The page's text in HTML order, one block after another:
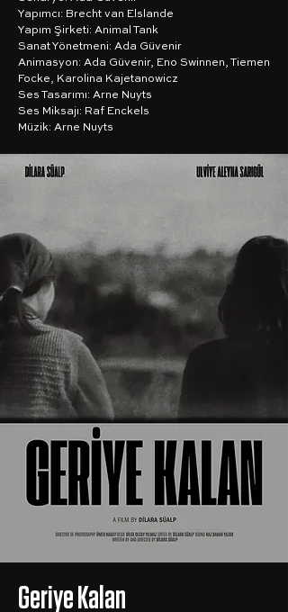
Yapımcı: Brecht van Elslande
Yapım Şirketi: Animal Tank
Sanat Yönetmeni: Ada Güvenir
Animasyon: Ada Güvenir, Eno Swinnen, Tiemen
Focke, Karolina Kajetanowicz
Ses Tasarımı: Arne Nuyts
Ses Miksajı: Raf Enckels
Müzik: Arne Nuyts
Geriye Kalan